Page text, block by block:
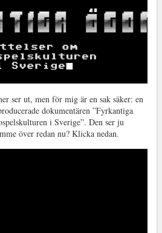
ser ut, men för mig är en sak säker: en
dokumentären ”Fyrkantiga
i Sverige”. Den ser ju
över redan nu? Klicka nedan.